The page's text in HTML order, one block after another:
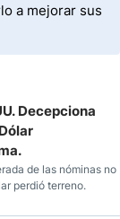
a mejorar sus
Decepciona
de las nóminas no
perdió terreno.